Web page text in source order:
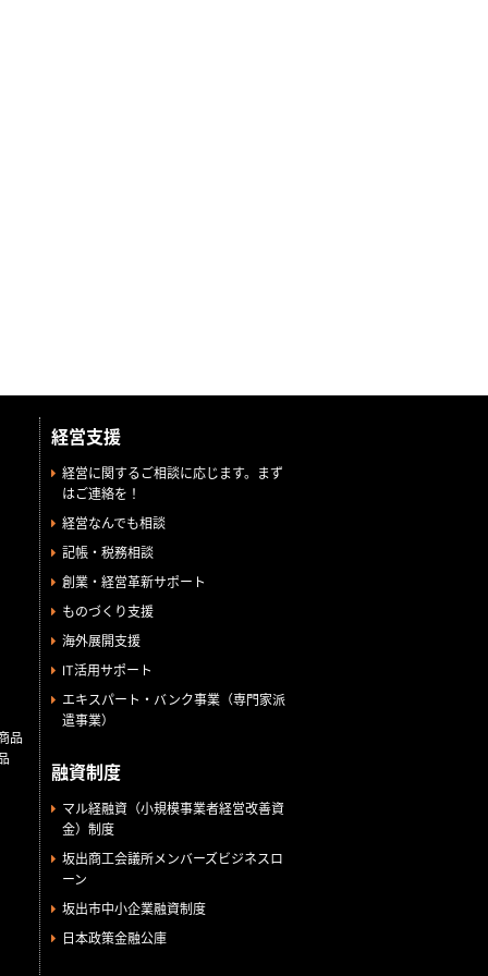
品
経営支援
経営に関するご相談に応じます。まず
はご連絡を！
経営なんでも相談
記帳・税務相談
創業・経営革新サポート
ものづくり支援
海外展開支援
IT活用サポート
エキスパート・バンク事業（専門家派
遣事業）
融資制度
マル経融資（小規模事業者経営改善資
金）制度
坂出商工会議所メンバーズビジネスロ
ーン
坂出市中小企業融資制度
日本政策金融公庫